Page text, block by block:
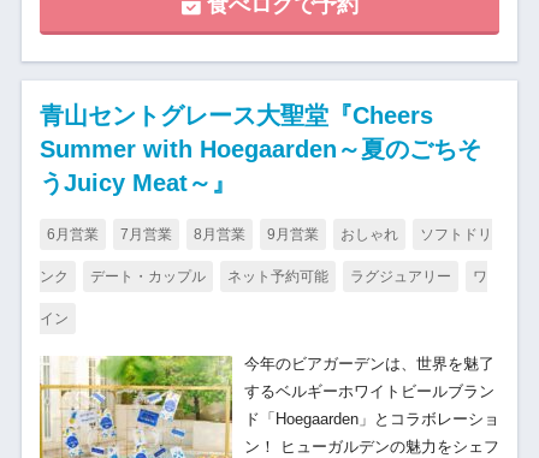
食べログで予約
青山セントグレース大聖堂『Cheers
Summer with Hoegaarden～夏のごちそ
うJuicy Meat～』
6月営業 7月営業 8月営業 9月営業 おしゃれ ソフトドリ
ンク デート・カップル ネット予約可能 ラグジュアリー ワ
イン
今年のビアガーデンは、世界を魅了
するベルギーホワイトビールブラン
ド「Hoegaarden」とコラボレーショ
ン！ ヒューガルデンの魅力をシェフ